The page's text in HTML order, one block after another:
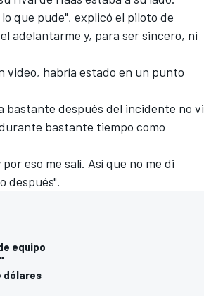
que pude", explicó el piloto de
adelantarme y, para ser sincero, ni
video, habría estado en un punto
bastante después del incidente no vi
bastante tiempo como
eso me salí. Así que no me di
después".
equipo
dólares